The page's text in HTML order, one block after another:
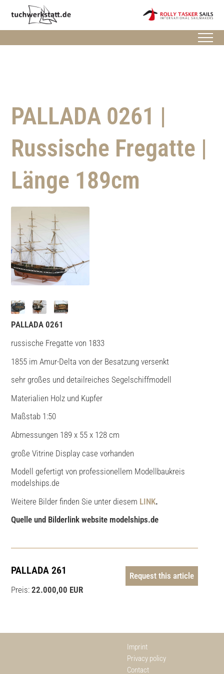
PALLADA 0261 |
Russische Fregatte |
Länge 189cm
PALLADA 0261
russische Fregatte von 1833
1855 im Amur-Delta von der Besatzung versenkt
sehr großes und detailreiches Segelschiffmodell
Materialien Holz und Kupfer
Maßstab 1:50
Abmessungen 189 x 55 x 128 cm
große Vitrine Display case vorhanden
Modell gefertigt von professionellem Modellbaukreis
modelships.de
Weitere Bilder finden Sie unter diesem LINK.
Quelle und Bilderlink website modelships.de
PALLADA 261
Preis:22.000,00 EUR
Request this article
Imprint
Privacy policy
Contact